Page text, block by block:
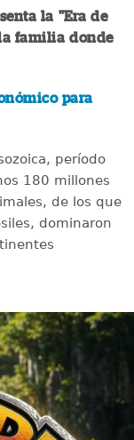
la "Era de
familia donde
para
período
180 millones
de los que
dominaron